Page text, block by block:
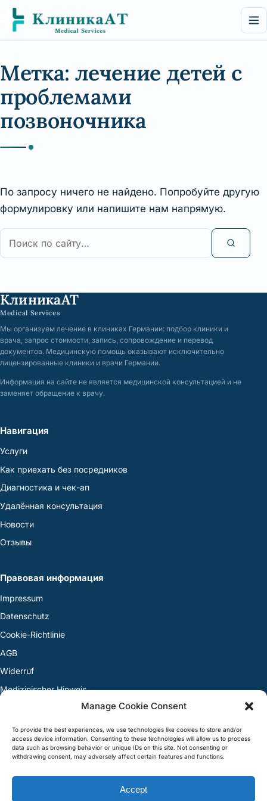
Manage Cookie Consent
To provide the best experiences, we use technologies like cookies to store and/or
access device information. Consenting to these technologies will allow us to process
data such as browsing behavior or unique IDs on this site. Not consenting or
withdrawing consent, may adversely affect certain features and functions.
Accept
Перейти
содержимому
Метка: лечение детей с
проблемами
позвоночника
По запросу ничего не найдено. Попробуйте другую
формулировку или напишите нам напрямую.
по
КлиникаАТ
Medical Services
Мы организуем лечение в клиниках Германии: подбор клиники и
врача, запрос стоимости, запись, сопровождение и перевод
документов. Медицинскую помощь оказывают исключительно
лицензированные клиники и врачи Германии.
Информация на сайте не является медицинской консультацией и не
заменяет обращение к врачу.
Навигация
Услуги
Как приехать без посредников
Диагностика и чек-ап
Удалённая консультация
Новости
Отзывы
Правовая информация
Impressum
Datenschutz
Cookie-Richtlinie
AGB
Widerruf
Medizinischer Hinweis
Контакт